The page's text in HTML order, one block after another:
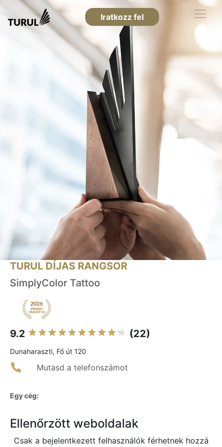
Iratkozz fel
TURUL DÍJAS RANGSOR
SimplyColor Tattoo
9.2 (22)
Dunaharaszti, Fő út 120
Mutasd a telefonszámot
Egy cég:
Ellenőrzött weboldalak
Csak a bejelentkezett felhasználók férhetnek hozzá